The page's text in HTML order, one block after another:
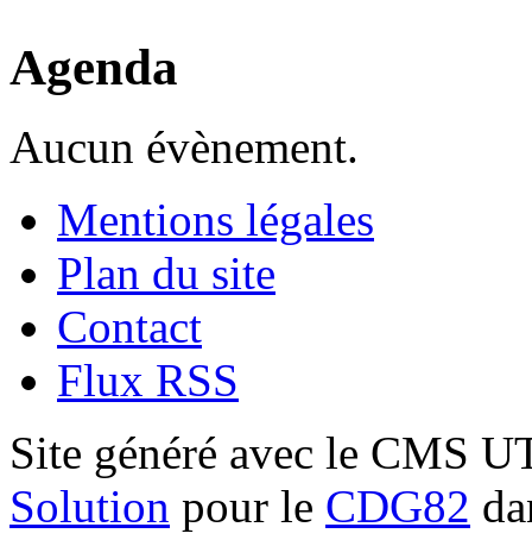
Agenda
Aucun évènement.
Mentions légales
Plan du site
Contact
Flux RSS
Site généré avec le CMS
Solution pour le CDG82